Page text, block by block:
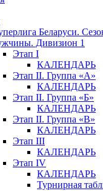
Беларуси.
Дивизион 1
Этап I
КАЛЕНДАРЬ
Этап II. Группа «А»
КАЛЕНДАРЬ
Этап II. Группа «Б»
КАЛЕНДАРЬ
Этап II. Группа «В»
КАЛЕНДАРЬ
Этап III
КАЛЕНДАРЬ
Этап IV
КАЛЕНДАРЬ
Турнирная